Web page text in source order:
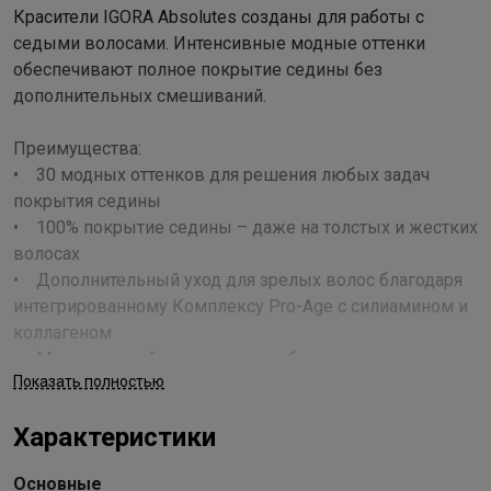
Красители IGORA Absolutes созданы для работы с
седыми волосами. Интенсивные модные оттенки
обеспечивают полное покрытие седины без
дополнительных смешиваний.
Преимущества:
• 30 модных оттенков для решения любых задач
покрытия седины
• 100% покрытие седины – даже на толстых и жестких
волосах
• Дополнительный уход для зрелых волос благодаря
интегрированному Комплексу Pro-Age с силиамином и
коллагеном
Low Odour
Применение
Показать полностью
Характеристики
Основные